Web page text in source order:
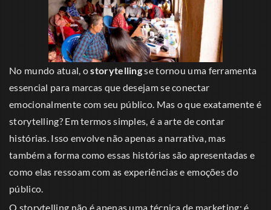
No mundo atual, ostorytellingse tornou uma ferramenta
essencial para marcas que desejam se conectar
emocionalmente com seu público. Mas o que exatamente é
storytelling? Em termos simples, é a arte de contar
histórias. Isso envolve não apenas a narrativa, mas
também a forma como essas histórias são apresentadas e
como elas ressoam com as experiências e emoções do
público.
O storytelling não é apenas uma técnica de marketing; é